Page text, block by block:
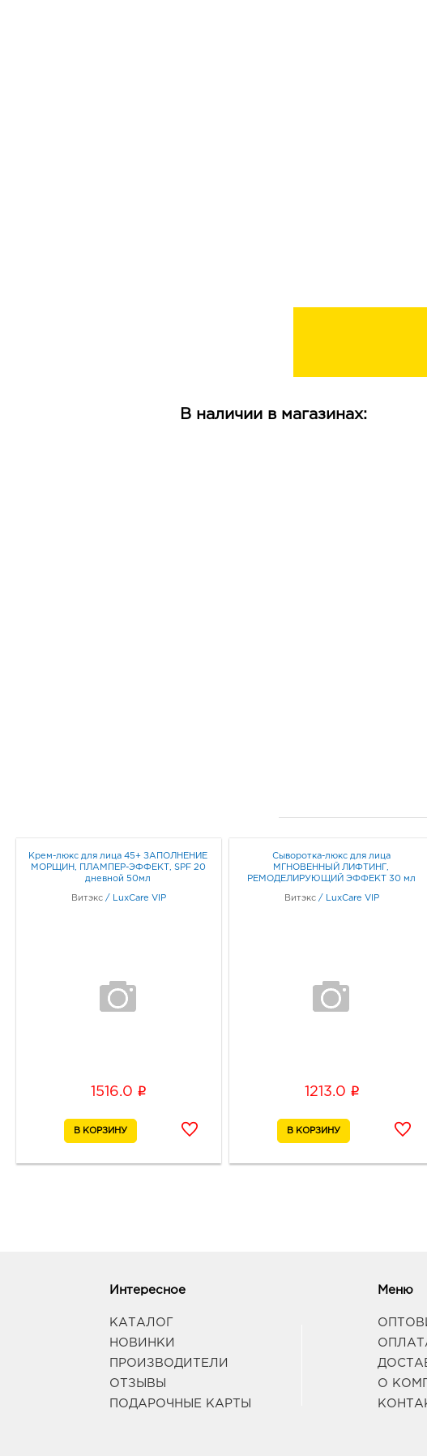
В наличии в магазинах:
Крем-люкс для лица 45+ ЗАПОЛНЕНИЕ
МОРЩИН, ПЛАМПЕР-ЭФФЕКТ, SPF 20
дневной 50мл
Витэкс / LuxCare VIP
1516.0 i
Сыворотка-люкс для лица
МГНОВЕННЫЙ ЛИФТИНГ,
РЕМОДЕЛИРУЮЩИЙ ЭФФЕКТ 30 мл
Витэкс / LuxCare VIP
1213.0 i
Интересное
КАТАЛОГ
НОВИНКИ
ПРОИЗВОДИТЕЛИ
ОТЗЫВЫ
ПОДАРОЧНЫЕ КАРТЫ
Меню
О